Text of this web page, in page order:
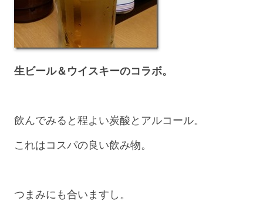
生ビール＆ウイスキーのコラボ。
飲んでみると程よい炭酸とアルコール。
これはコスパの良い飲み物。
つまみにも合いますし。